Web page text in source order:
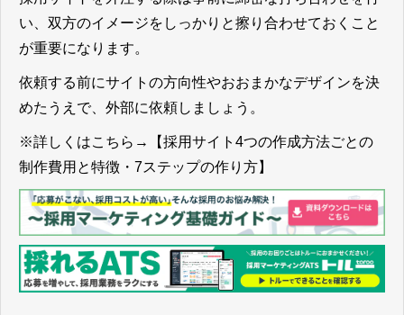
い、双方のイメージをしっかりと擦り合わせておくこと
が重要になります。
依頼する前にサイトの方向性やおおまかなデザインを決
めたうえで、外部に依頼しましょう。
※詳しくはこちら→
【採用サイト4つの作成方法ごとの
制作費用と特徴・7ステップの作り方】